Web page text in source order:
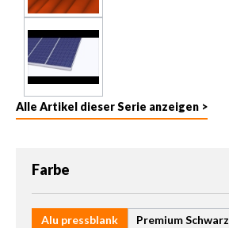
Alle Artikel dieser Serie anzeigen >
Farbe
Alu pressblank Premium Schwarz